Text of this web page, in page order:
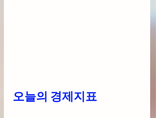
오늘의 경제지표